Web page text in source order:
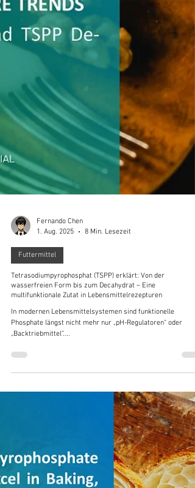
Fernando Chen
Futtermittel
Tetrasodiumpyrophosphat (TSPP) erklärt: Von der
wasserfreien Form bis zum Decahydrat – Eine
multifunktionale Zutat in Lebensmittelrezepturen
In modernen Lebensmittelsystemen sind funktionelle
Phosphate längst nicht mehr nur „pH-Regulatoren“ oder
„Backtriebmittel“....